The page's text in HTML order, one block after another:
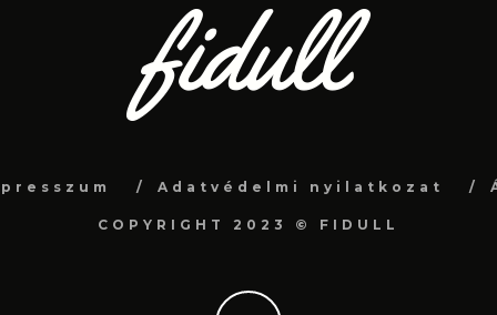
Adatvédelmi nyilatkozat
COPYRIGHT 2023 © FIDULL